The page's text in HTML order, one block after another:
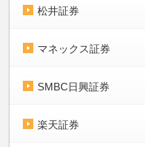
松井証券
マネックス証券
SMBC日興証券
楽天証券